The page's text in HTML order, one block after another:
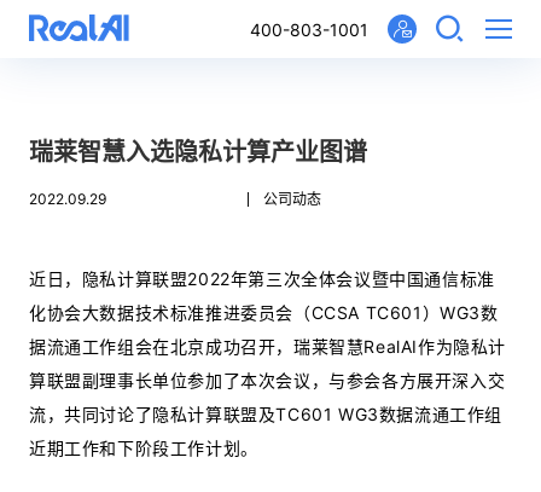
400-803-1001
瑞莱智慧入选隐私计算产业图谱
2022.09.29 公司动态
近日，隐私计算联盟2022年第三次全体会议暨中国通信标准
化协会大数据技术标准推进委员会（CCSA TC601）WG3数
据流通工作组会在北京成功召开，瑞莱智慧RealAI作为隐私计
算联盟副理事长单位参加了本次会议，与参会各方展开深入交
流，共同讨论了隐私计算联盟及TC601 WG3数据流通工作组
近期工作和下阶段工作计划。